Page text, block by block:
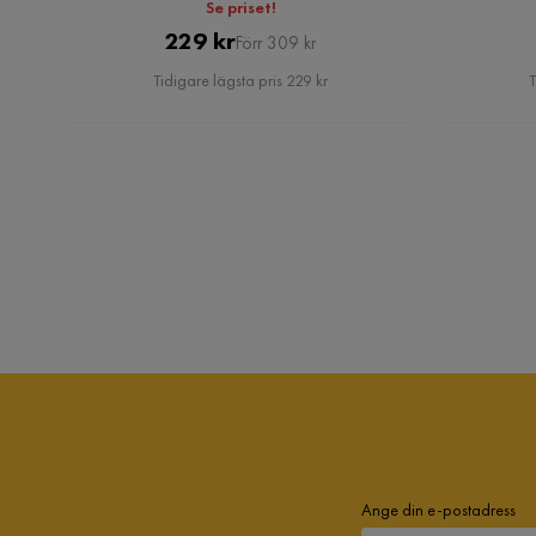
Se priset!
Pris
229 krOriginal
Pris
Förr 309 kr
Tidigare lägsta pris 229 kr
Ange din e-postadress